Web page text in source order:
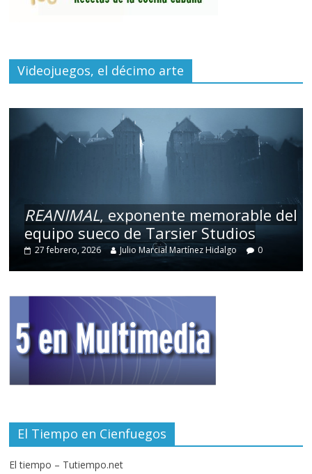
Videojuegos, el décimo arte
REANIMAL, exponente memorable del
equipo sueco de Tarsier Studios
27 febrero, 2026 Julio Marcial Martínez Hidalgo 0
El Tiempo en Cienfuegos
El tiempo – Tutiempo.net